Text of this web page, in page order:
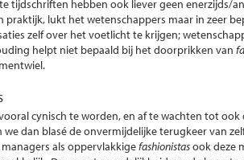
tijdschriften hebben ook liever geen enerzijds/
lukt het wetenschappers maar in zeer
zelf over het voetlicht te krijgen;
helpt niet bepaald bij het doorprikken van
cynisch te worden, en af te wachten tot
dan blasé de onvermijdelijke terugkeer van
als oppervlakkigefashionistasook deze